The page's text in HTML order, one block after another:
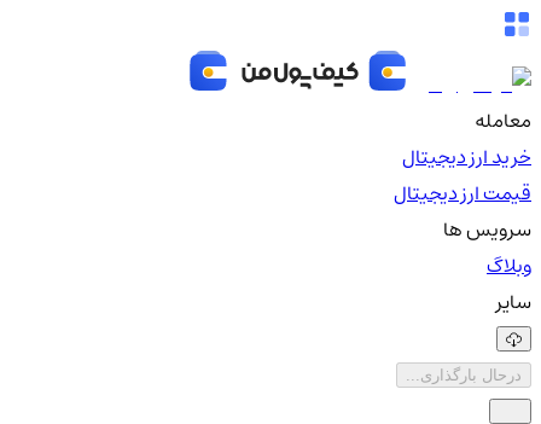
معامله
خرید ارز دیجیتال
قیمت ارز دیجیتال
سرویس ها
وبلاگ
سایر
درحال بارگذاری...